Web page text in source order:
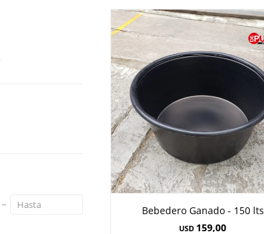
Bebedero Ganado - 150 lts
USD 159,00